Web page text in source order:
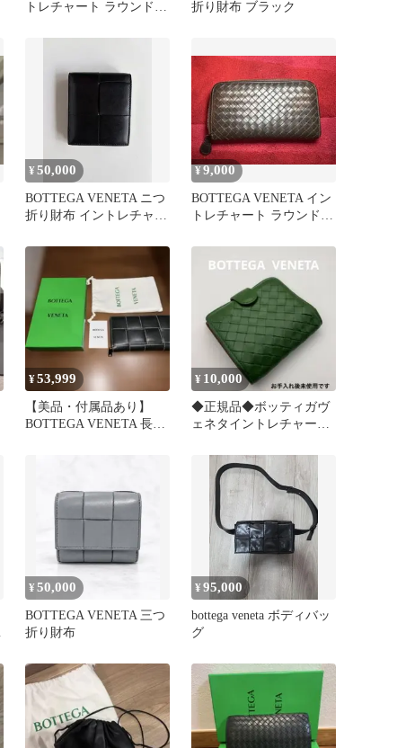
トレチャート ラウンドジ
折り財布 ブラック
¥50,000
BOTTEGA VENETA ニつ
折り財布 イントレチャー
¥9,000
BOTTEGA VENETA イン
トレチャート ラウンドフ
¥53,999
【美品・付属品あり】
BOTTEGA VENETA 長財
¥ 10,000
◆正規品◆ボッティガヴ
ェネタイントレチャート
グリーン
¥50,000
BOTTEGA VENETA 三つ
折り財布
¥95,000
bottega veneta ボディバッ
グ